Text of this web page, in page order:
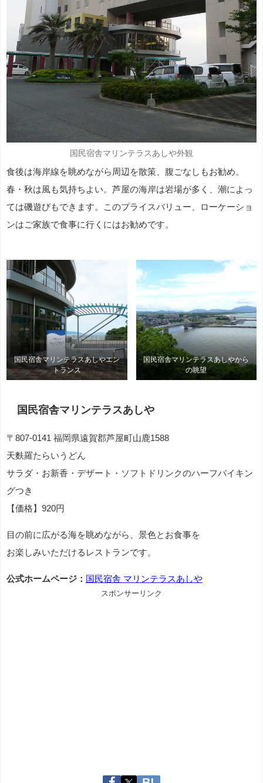
国民宿舎マリンテラスあしや外観
食後は海岸線を眺めながら周辺を散策、腹ごなしもお勧め。
春・秋は風も気持ちよい。芦屋の海岸は岩場が多く、潮によっ
ては磯遊びもできます。このプライスバリュー、ローケーショ
ンはご家族で食事に行くにはお勧めです。
国民宿舎マリンテラスあしやエン
トランス
国民宿舎マリンテラスあしやから
の眺望
国民宿舎マリンテラスあしや
〒807-0141 福岡県遠賀郡芦屋町山鹿1588
天麩羅たらいうどん
サラダ・お新香・デザート・ソフトドリンクのハーフバイキン
グつき
【価格】920円
目の前に広がる海を眺めながら、景色とお食事を
お楽しみいただけるレストランです。
公式ホームページ： 国民宿舎 マリンテラスあしや
スポンサーリンク